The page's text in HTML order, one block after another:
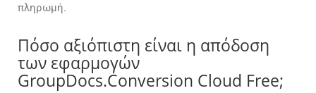
πληρωμή.
Πόσο αξιόπιστη είναι η απόδοση
των εφαρμογών
GroupDocs.Conversion Cloud Free;